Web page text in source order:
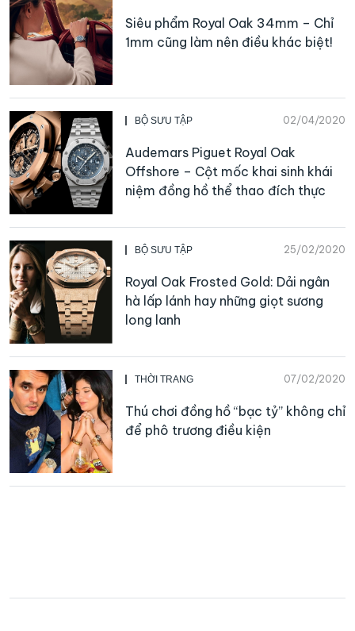
Siêu phẩm Royal Oak 34mm – Chỉ
1mm cũng làm nên điều khác biệt!
BỘ SƯU TẬP 02/04/2020
Audemars Piguet Royal Oak
Offshore – Cột mốc khai sinh khái
niệm đồng hồ thể thao đích thực
BỘ SƯU TẬP 25/02/2020
Royal Oak Frosted Gold: Dải ngân
hà lấp lánh hay những giọt sương
long lanh
THỜI TRANG 07/02/2020
Thú chơi đồng hồ “bạc tỷ” không chỉ
để phô trương điều kiện